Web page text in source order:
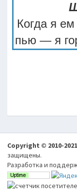
Когда я
пью — я
Copyright © 2010-2021
защищены.
Разработка и